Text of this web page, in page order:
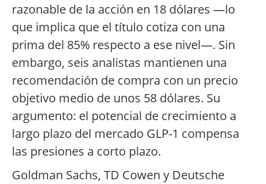
razonable de la acción en 18 dólares —lo
que implica que el título cotiza con una
prima del 85% respecto a ese nivel—. Sin
embargo, seis analistas mantienen una
recomendación de compra con un precio
objetivo medio de unos 58 dólares. Su
argumento: el potencial de crecimiento a
largo plazo del mercado GLP-1 compensa
las presiones a corto plazo.
Goldman Sachs, TD Cowen y Deutsche